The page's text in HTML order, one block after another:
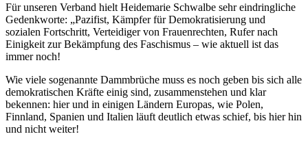
Für unseren Verband hielt Heidemarie Schwalbe sehr eindringliche
Gedenkworte: „Pazifist, Kämpfer für Demokratisierung und
sozialen Fortschritt, Verteidiger von Frauenrechten, Rufer nach
Einigkeit zur Bekämpfung des Faschismus – wie aktuell ist das
immer noch!
Wie viele sogenannte Dammbrüche muss es noch geben bis sich alle
demokratischen Kräfte einig sind, zusammenstehen und klar
bekennen: hier und in einigen Ländern Europas, wie Polen,
Finnland, Spanien und Italien läuft deutlich etwas schief, bis hier hin
und nicht weiter!